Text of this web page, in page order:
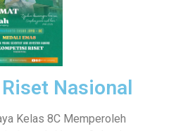
Nasional
Kelas 8C Memperoleh